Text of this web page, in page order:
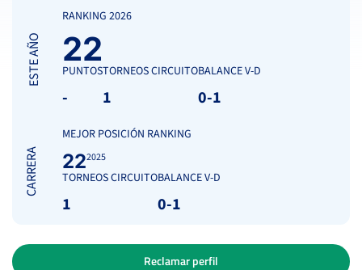
ESTE AÑO
RANKING 2026
22
PUNTOS
-
TORNEOS CIRCUITO
1
BALANCE V-D
0-1
CARRERA
MEJOR POSICIÓN RANKING
222025
TORNEOS CIRCUITO
1
BALANCE V-D
0-1
Reclamar perfil